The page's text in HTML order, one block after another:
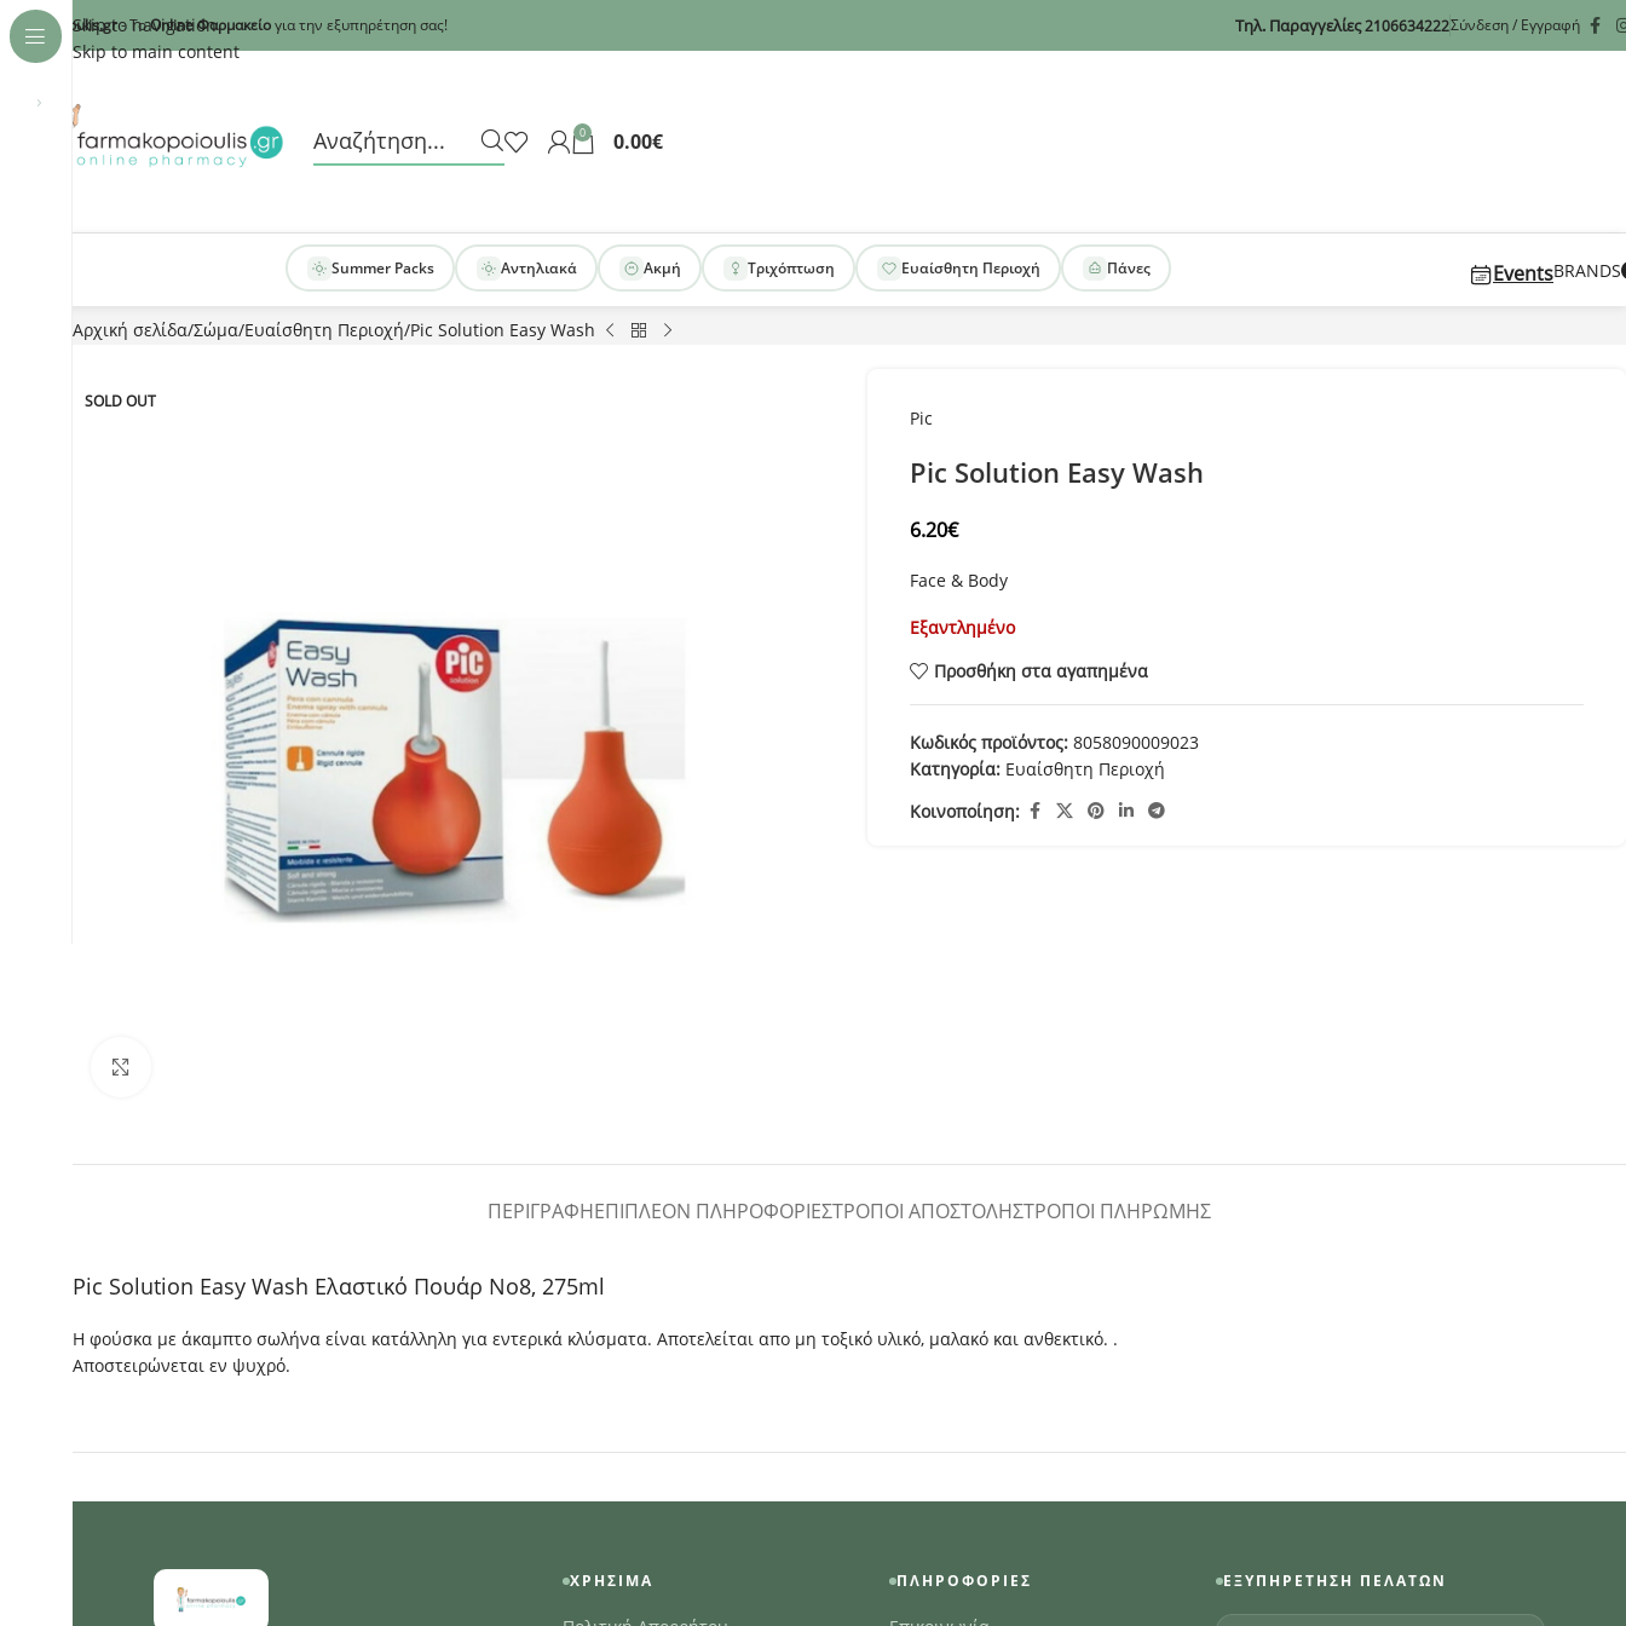
Skip to navigation
Skip to main content
›
- ΤοOnline Φαρμακείογια την εξυπηρέτηση σας! Τηλ. Παραγγελίες2106634222Σύνδεση / Εγγραφή
0 0.00€
Summer Packs Αντηλιακά Ακμή Τριχόπτωση Ευαίσθητη Περιοχή Πάνες EventsBRANDS
Αρχική σελίδα Σώμα Ευαίσθητη Περιοχή Pic Solution Easy Wash
SOLD OUT
Pic
Pic Solution Easy Wash
6.20€
Face & Body
Εξαντλημένο
Προσθήκη στα αγαπημένα
Κωδικός προϊόντος: 8058090009023
Κατηγορία: Ευαίσθητη Περιοχή
Κοινοποίηση:
ΠΕΡΙΓΡΑΦΉΕΠΙΠΛΈΟΝ ΠΛΗΡΟΦΟΡΊΕΣΤΡΌΠΟΙ ΑΠΟΣΤΟΛΉΣΤΡΌΠΟΙ ΠΛΗΡΩΜΉΣ
Pic Solution Easy Wash Ελαστικό Πουάρ Νo8, 275ml
Η φούσκα με άκαμπτο σωλήνα είναι κατάλληλη για εντερικά κλύσματα. Αποτελείται απο μη τοξικό υλικό, μαλακό και ανθεκτικό. .
Αποστειρώνεται εν ψυχρό.
ΧΡΉΣΙΜΑ ΠΛΗΡΟΦΟΡΊΕΣ ΕΞΥΠΗΡΈΤΗΣΗ ΠΕΛΑΤΏΝ